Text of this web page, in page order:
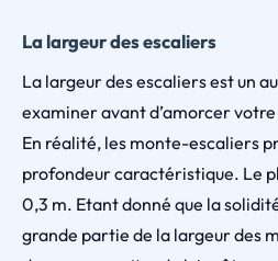
La largeur des escaliers
La largeur des escaliers est un
examiner avant d’amorcer
En réalité, les monte-escaliers
profondeur caractéristique. Le
0,3 m. Etant donné que la
grande partie de la largeur des